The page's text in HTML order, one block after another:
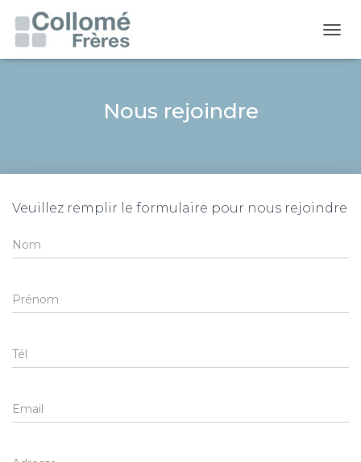
Nous rejoindre
Veuillez remplir le formulaire pour nous rejoindre